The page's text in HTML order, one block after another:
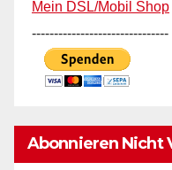
Mein DSL/Mobil Shop
-------------------------------
Abonnieren Nicht